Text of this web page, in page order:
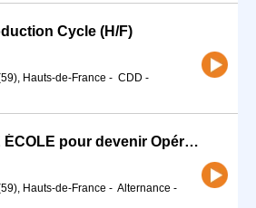
Cycle (H/F)
Hauts-de-France - CDD -
REJOINS NOTRE ÉCOLE pour devenir Opérateur.rice de production !
Hauts-de-France - Alternance -